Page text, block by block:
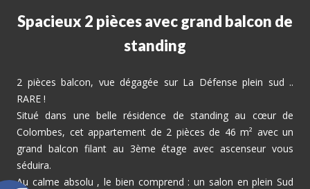
Spacieux 2 pièces avec grand balcon de
standing
2 pièces balcon, vue dégagée sur La Défense plein sud ..
RARE !
Situé dans une belle résidence de standing au cœur de
Colombes, cet appartement de 2 pièces de 46 m² avec un
grand balcon filant au 3ème étage avec ascenseur vous
séduira.
Au calme absolu , le bien comprend : un salon en plein Sud